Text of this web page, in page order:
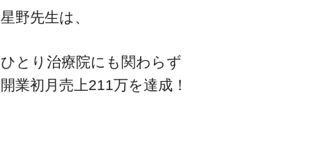
星野先生は、
ひとり治療院にも関わらず
開業初月売上211万を達成！